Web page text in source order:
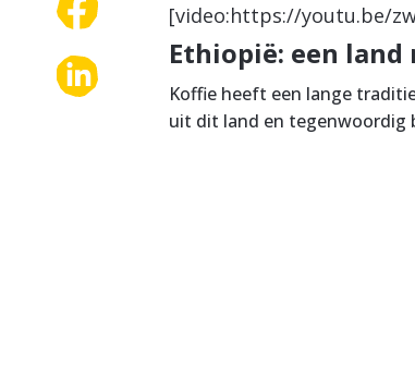
[video:https://youtu.be/
Ethiopië: een
Koffie heeft een lange
uit dit land en tegenwoordig